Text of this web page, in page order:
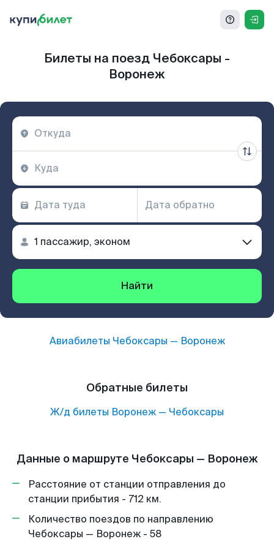
Билеты на поезд Чебоксары -
Воронеж
Найти
Авиабилеты Чебоксары — Воронеж
Обратные билеты
Ж/д билеты Воронеж — Чебоксары
Данные о маршруте Чебоксары — Воронеж
Расстояние от станции отправления до
станции прибытия - 712 км.
Количество поездов по направлению
Чебоксары — Воронеж - 58